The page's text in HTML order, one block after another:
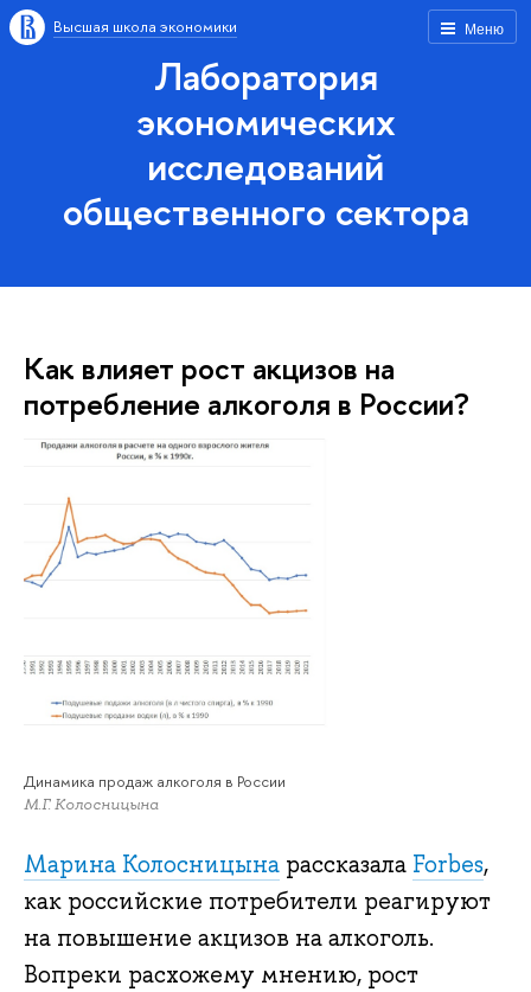
Меню
Высшая школа экономики
Лаборатория
экономических
исследований
общественного сектора
Как влияет рост акцизов на
потребление алкоголя в России?
Динамика продаж алкоголя в России
М.Г. Колосницына
Марина Колосницына рассказала Forbes,
как российские потребители реагируют
на повышение акцизов на алкоголь.
Вопреки расхожему мнению, рост